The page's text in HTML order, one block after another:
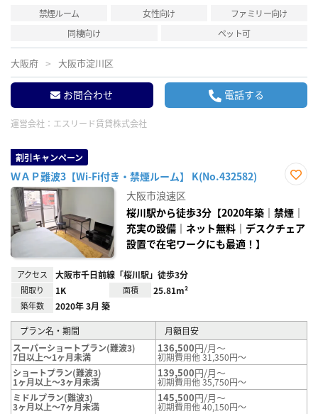
禁煙ルーム 女性向け
ファミリー向け
同棲向け
ペット可
大阪府 大阪市淀川区
お問合わせ 電話する
運営会社： エスリード賃貸株式会社
割引キャンペーン
ＷＡＰ難波3【Wi-Fi付き・禁煙ルーム】 K(No.432582)
り登
録
大阪市浪速区
桜川駅から徒歩3分【2020年築｜禁煙｜
充実の設備｜ネット無料｜デスクチェア
設置で在宅ワークにも最適！】
アクセス 大阪市千日前線「桜川駅」徒歩3分
間取り 1K 面積 25.81m²
築年数 2020年 3月 築
プラン名・期間
月額目安
スーパーショートプラン(難波3)
7日以上～1ヶ月未満
136,500円/月～
初期費用他 31,350円～
ショートプラン(難波3)
1ヶ月以上～3ヶ月未満
139,500円/月～
初期費用他 35,750円～
ミドルプラン(難波3)
3ヶ月以上～7ヶ月未満
145,500円/月～
初期費用他 40,150円～